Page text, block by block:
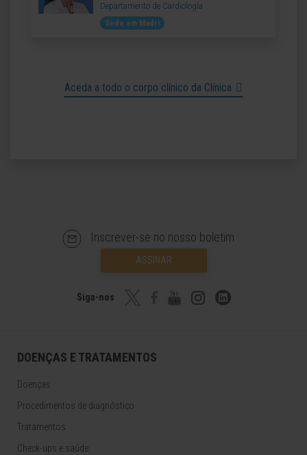
Departamento de Cardiología
Sede em Madri
Aceda a todo o corpo clínico da Clínica
Inscrever-se no nosso boletim
ASSINAR
Siga-nos
DOENÇAS E TRATAMENTOS
Doenças
Procedimentos de diagnóstico
Tratamentos
Check-ups e saúde